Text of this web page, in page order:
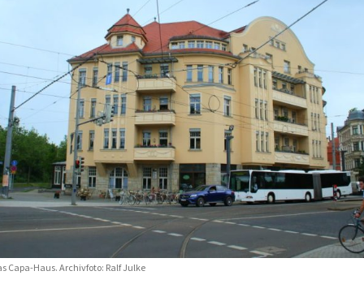
Capa-Haus. Archivfoto: Ralf Julke